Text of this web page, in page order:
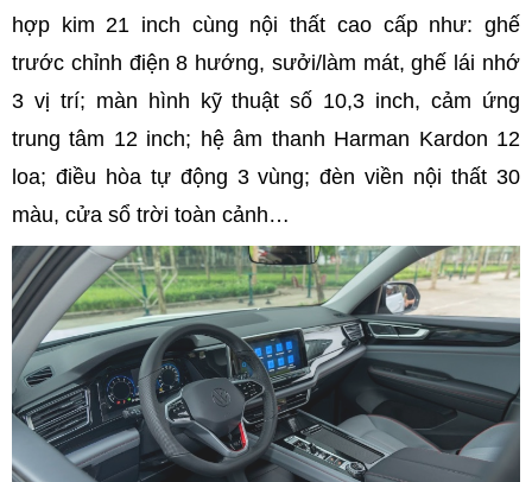
hợp kim 21 inch cùng nội thất cao cấp như: ghế
trước chỉnh điện 8 hướng, sưởi/làm mát, ghế lái nhớ
3 vị trí; màn hình kỹ thuật số 10,3 inch, cảm ứng
trung tâm 12 inch; hệ âm thanh Harman Kardon 12
loa; điều hòa tự động 3 vùng; đèn viền nội thất 30
màu, cửa sổ trời toàn cảnh…